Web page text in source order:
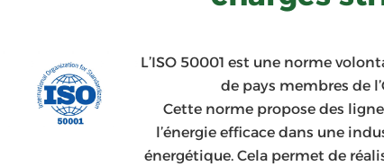
L’ISO 50001 est une norme
de pays membres de
Cette norme propose des
l’énergie efficace dans une
énergétique. Cela permet de